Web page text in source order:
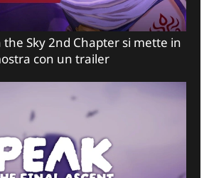
Sky 2nd Chapter si mette in
con un trailer